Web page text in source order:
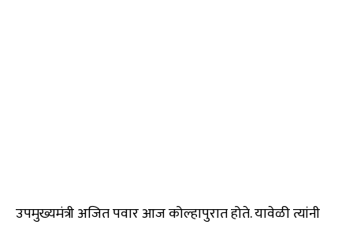
उपमुख्यमंत्री अजित पवार आज कोल्हापुरात होते. यावेळी त्यांनी